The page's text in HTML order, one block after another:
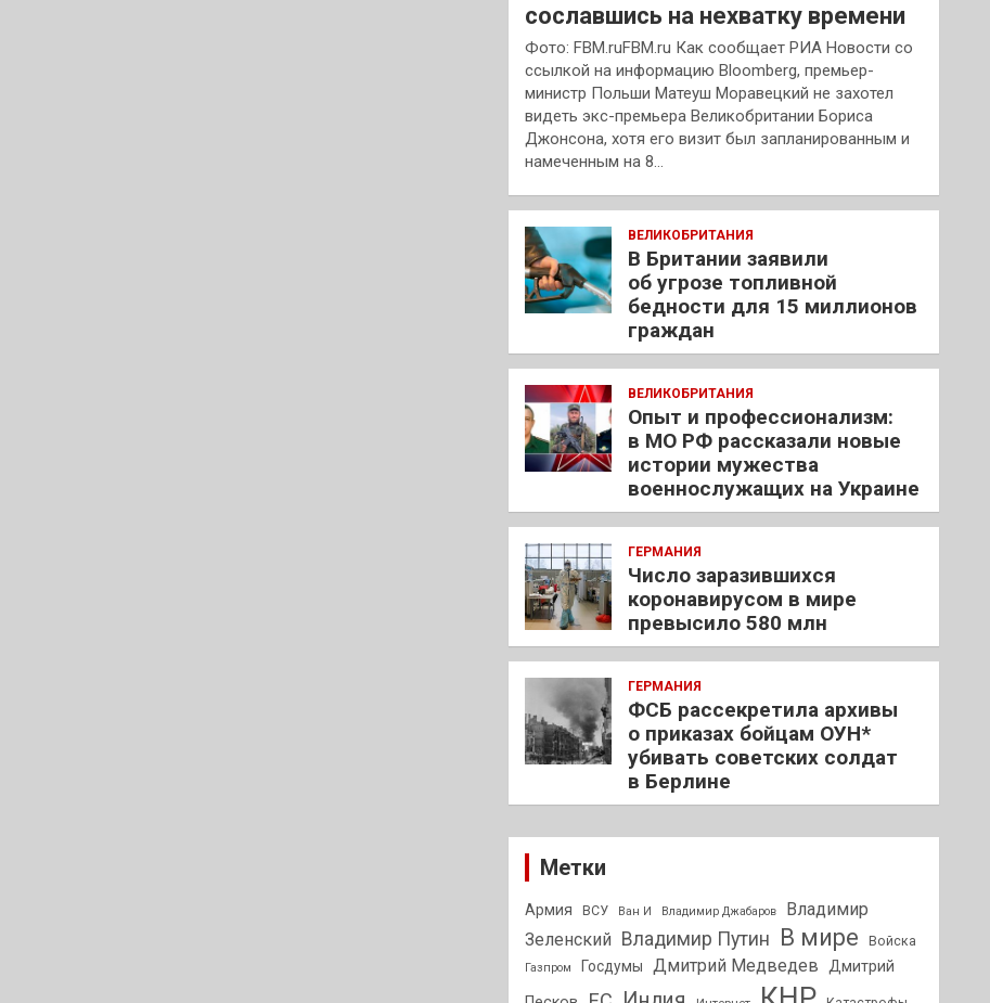
сославшись на нехватку времени
Фото: FBM.ruFBM.ru Как сообщает РИА Новости со
ссылкой на информацию Bloomberg, премьер-
министр Польши Матеуш Моравецкий не захотел
видеть экс-премьера Великобритании Бориса
Джонсона, хотя его визит был запланированным и
намеченным на 8…
ВЕЛИКОБРИТАНИЯ
В Британии заявили
об угрозе топливной
бедности для 15 миллионов
граждан
ВЕЛИКОБРИТАНИЯ
Опыт и профессионализм:
в МО РФ рассказали новые
истории мужества
военнослужащих на Украине
ГЕРМАНИЯ
Число заразившихся
коронавирусом в мире
превысило 580 млн
ГЕРМАНИЯ
ФСБ рассекретила архивы
о приказах бойцам ОУН*
убивать советских солдат
в Берлине
Метки
Армия ВСУ Ван И Владимир Джабаров
Владимир
Зеленский
Владимир Путин В мире Войска
Газпром Госдумы Дмитрий Медведев
Дмитрий